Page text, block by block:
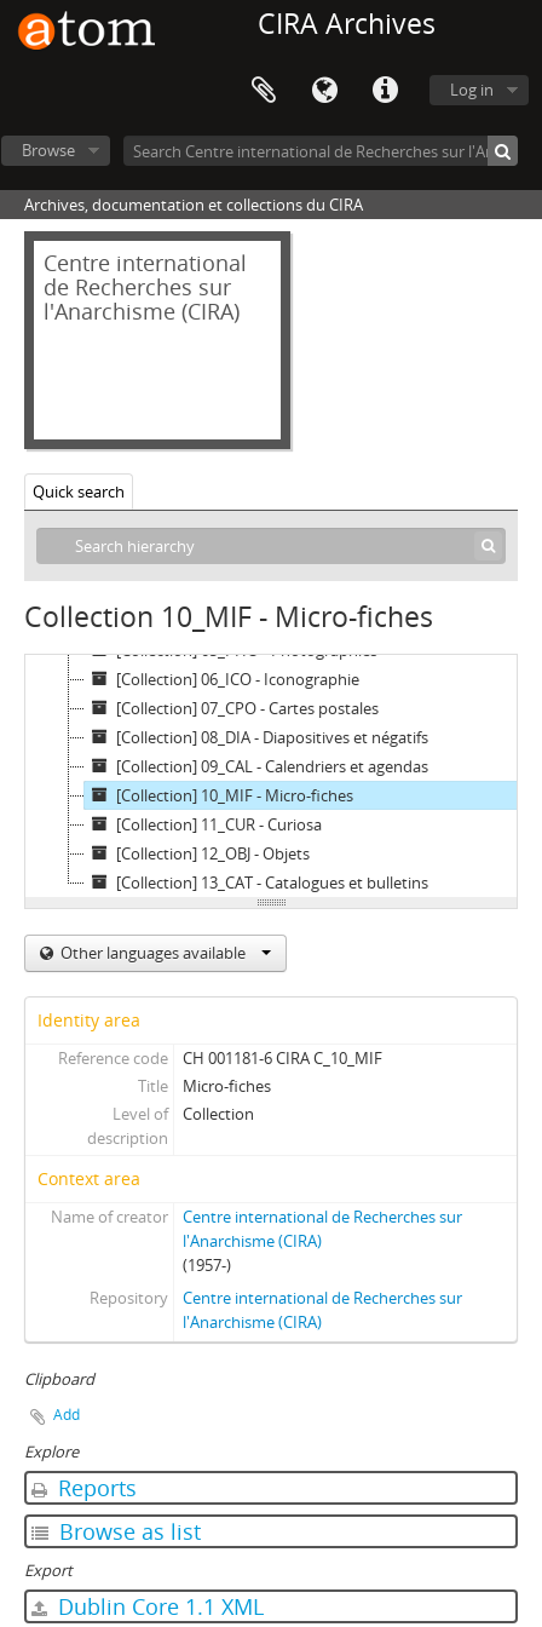
CIRA Archives
Log in
Browse
Archives, documentation et collections du CIRA
Centre international
de Recherches sur
l'Anarchisme (CIRA)
Quick search
Collection 10_MIF - Micro-fiches
[Part] C - Collections
[Collection] 01_AFF - Affiches
[Collection] 02_AUV - Audio-visuel
[Collection] 04_ART - Oeuvres d'art
[Collection] 05_PHO - Photographies
[Collection] 06_ICO - Iconographie
[Collection] 07_CPO - Cartes postales
[Collection] 08_DIA - Diapositives et négatifs
[Collection] 09_CAL - Calendriers et agendas
[Collection] 10_MIF - Micro-fiches
[Collection] 11_CUR - Curiosa
[Collection] 12_OBJ - Objets
[Collection] 13_CAT - Catalogues et bulletins
Other languages available
Identity area
Reference code
CH 001181-6 CIRA C_10_MIF
Title
Micro-fiches
Level of
description
Collection
Context area
Name of creator
Centre international de Recherches sur
l'Anarchisme (CIRA)
(1957-)
Repository
Centre international de Recherches sur
l'Anarchisme (CIRA)
Clipboard
Add
Explore
Reports
Browse as list
Export
Dublin Core 1.1 XML